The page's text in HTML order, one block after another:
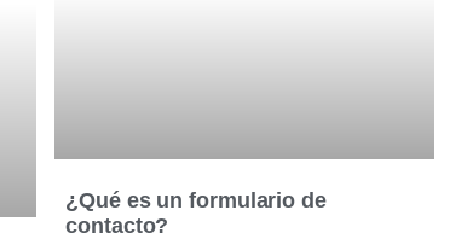
¿Qué es un formulario de
contacto?